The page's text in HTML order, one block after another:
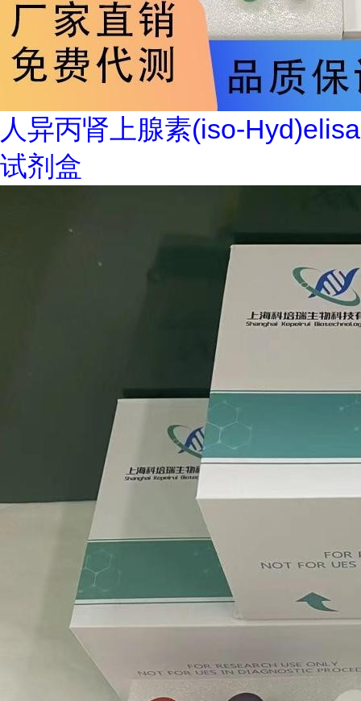
人异丙肾上腺素(iso-Hyd)elisa
试剂盒